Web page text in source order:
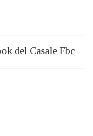
del Casale Fbc